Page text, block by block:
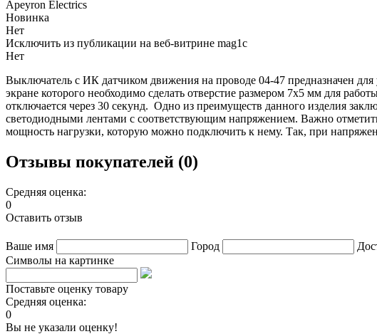
Apeyron Electrics
Новинка
Нет
Исключить из публикации на веб-витрине mag1c
Нет
Выключатель с ИК датчиком движения на проводе 04-47 предназначен
экране которого необходимо сделать отверстие размером 7х5 мм для
отключается через 30 секунд. Одно из преимуществ данного изделия
светодиодными лентами с соответствующим напряжением. Важно
мощность нагрузки, которую можно подключить к нему. Так, при
Отзывы покупателей (0)
Средняя оценка:
0
Оставить отзыв
Ваше имя Город
Символы на картинке
Поставьте оценку товару
Средняя оценка:
0
Вы не указали оценку!